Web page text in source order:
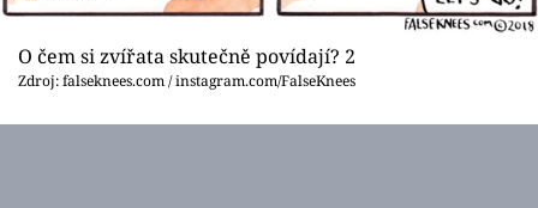
O čem si zvířata skutečně povídají? 2
Zdroj: falseknees.com / instagram.com/FalseKnees